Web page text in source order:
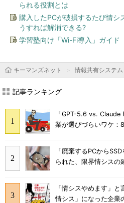
られる役割とは
購入したPCが破損するたび情シ
うすれば解消できる?
学習塾向け「Wi-Fi導入」ガイド
キーマンズネット 情報共有システ
記事ランキング
「GPT-5.6 vs.
業が選びづらいワケ：
「廃棄するPCから
られた、限界情シスの
「情シスやめます」
情シス」になった企業